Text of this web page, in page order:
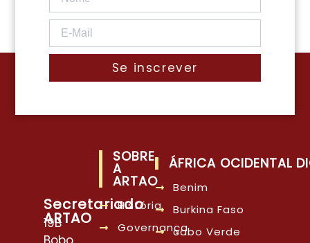
Se inscrever
Secretariado
ARTAO
19B
SOBRE
A
ARTAO
História
Governança
ÁFRICA OCIDENTAL
Benim
Burkina Faso
cabo Verde